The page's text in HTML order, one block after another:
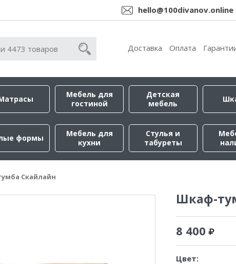
hello@100divanov.online
Доставка Оплата
Мебель для
гостиной
Детская
мебель
формы
Мебель для
кухни
Стулья и
табуреты
Скайлайн
Шкаф-
8 400
Цвет: